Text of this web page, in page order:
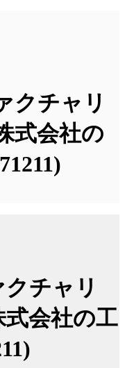
クチャリ
式会社の
チャリ
会社の工